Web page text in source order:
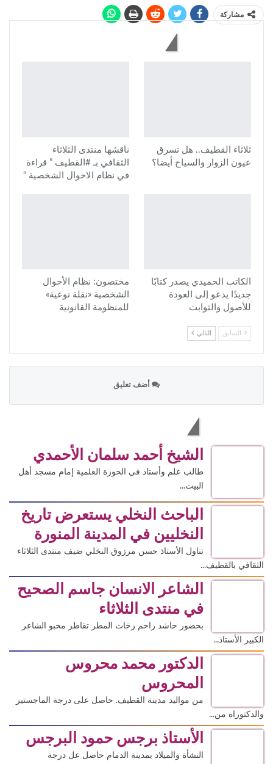
مشاركة
ثلاثاء القطيف.. هل تسرق
عيون الزوار والسياح أيضا؟
ناقشها منتدى الثلاثاء
الثقافي بـ #القطيف ” قراءة
في نظام الاحوال الشخصية “
الكاتب الحميدي يصدر كتابًا
جديدًا يدعو إلى العودة
للأصول والثوابت
مختصون: نظام الأحوال
الشخصية «نقلة نوعية»
للمنظومة القانونية
السابق التالي
أضف تعليق
الشيخ أحمد سلمان الأحمدي
طالب علم وأستاذ في الحوزة العلمية إمام مسجد أهل
البيت...
الباحث النخلي يستعرض تاريخ
النخليين في المدينة المنورة
تناول الأستاذ حسن مرزوق النخلي ضيف منتدى الثلاثاء
الثقافي بالقطيف...
الشاعر الانسان جاسم الصحيح
في منتدى الثلاثاء
بحضور حاشد زاحم زخات المطر تقاطر محبو الشاعر
الكبير الأستاذ...
الدكتور محمد محروس
المحروس
من مواليد مدينة القطيف. حاصل على درجة الماجستير
والدكتوراه من...
الأستاذ برجس حمود البرجس
النشأة والميلاد بمدينة الدمام حاصل عل درجة